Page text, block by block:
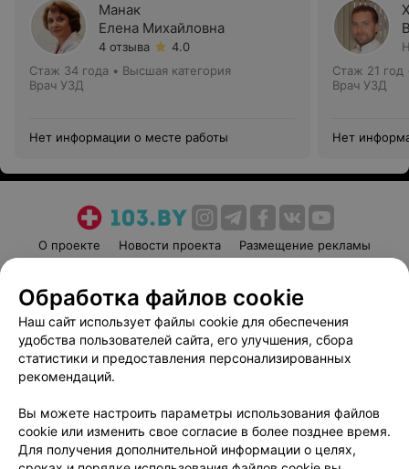
Манак
Елена Михайловна
4 отзыва
4.0
Стаж 34 года • Высшая категория
Врач УЗД
Нет информации о месте работы
Стаж 21 год
Врач УЗД
Нет
О проекте Новости проекта
Размещение рекламы
Пользовательское соглашение
Способы оплаты
Вакансии
Партнеры
Написать руководителю 103.by
Обработка персональных данных
Обработка файлов cookie
Наш сайт использует файлы cookie для обеспечения
удобства пользователей сайта, его улучшения, сбора
статистики и предоставления персонализированных
рекомендаций.
Вы можете настроить параметры использования файлов
cookie или изменить свое согласие в более позднее время.
Для получения дополнительной информации о целях,